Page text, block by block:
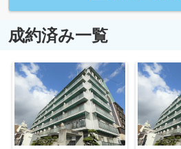
成約済み一覧